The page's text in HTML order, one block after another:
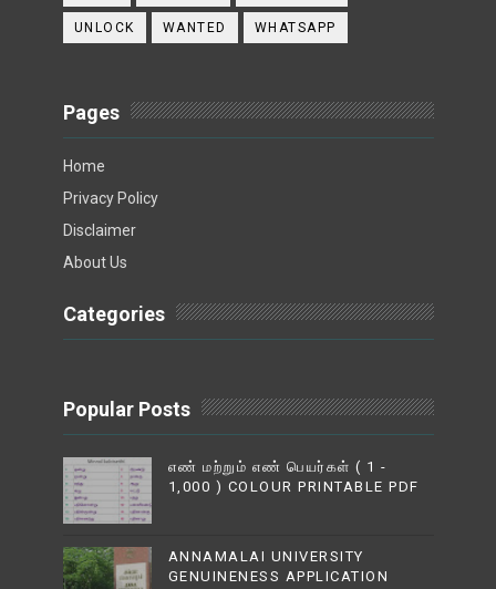
UNLOCK WANTED WHATSAPP
Pages
Home
Privacy Policy
Disclaimer
About Us
Categories
Popular Posts
எண் மற்றும் எண் பெயர்கள் ( 1 -
1,000 ) COLOUR PRINTABLE PDF
ANNAMALAI UNIVERSITY
GENUINENESS APPLICATION